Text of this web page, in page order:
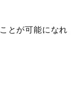
とが可能になれ